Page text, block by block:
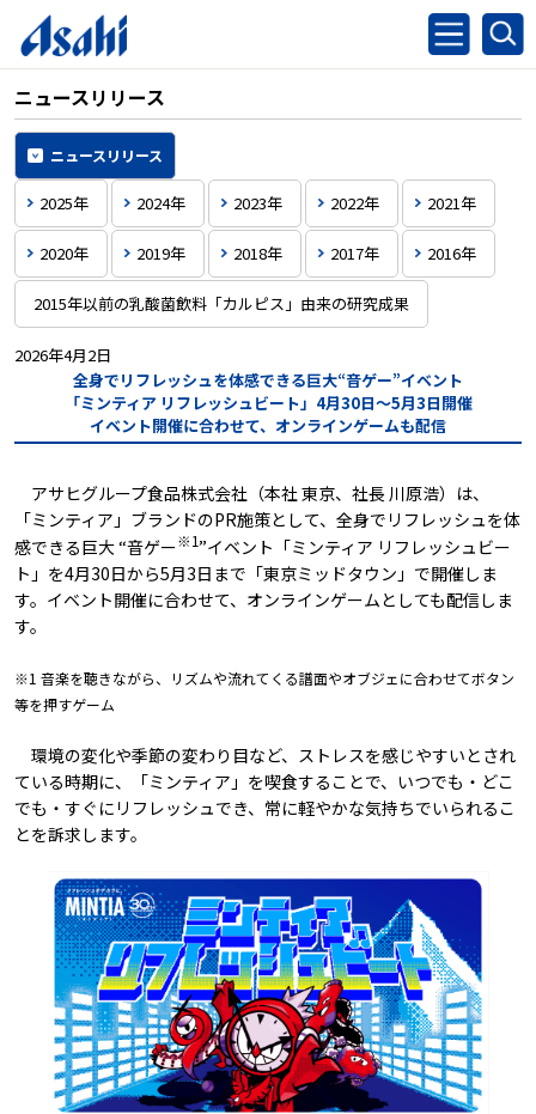
ニュースリリース
ニュースリリース
2025年 2024年 2023年 2022年 2021年
2020年 2019年 2018年 2017年 2016年
2015年以前の乳酸菌飲料「カルピス」由来の研究成果
2026年4月2日
全身でリフレッシュを体感できる巨大“音ゲー”イベント
「ミンティア リフレッシュビート」4月30日～5月3日開催
イベント開催に合わせて、オンラインゲームも配信
アサヒグループ食品株式会社（本社 東京、社長 川原浩）は、
「ミンティア」ブランドのPR施策として、全身でリフレッシュを体
感できる巨大 “音ゲー※1”イベント「ミンティア リフレッシュビー
ト」を4月30日から5月3日まで「東京ミッドタウン」で開催しま
す。イベント開催に合わせて、オンラインゲームとしても配信しま
す。
※1 音楽を聴きながら、リズムや流れてくる譜面やオブジェに合わせてボタン
等を押すゲーム
環境の変化や季節の変わり目など、ストレスを感じやすいとされ
ている時期に、「ミンティア」を喫食することで、いつでも・どこ
でも・すぐにリフレッシュでき、常に軽やかな気持ちでいられるこ
とを訴求します。